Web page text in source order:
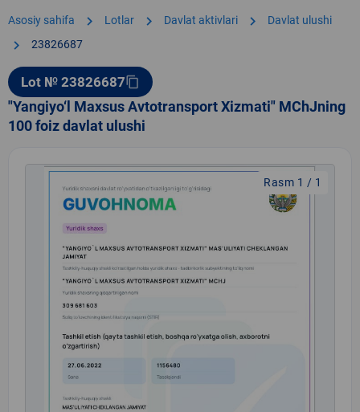
Asosiy sahifa chevron_right Lotlar chevron_right Davlat aktivlari chevron_right Davlat ulushi
chevron_right 23826687
Lot № 23826687content_copy
"Yangiyo‘l Maxsus Avtotransport Xizmati" MChJning
100 foiz davlat ulushi
Rasm 1 / 1